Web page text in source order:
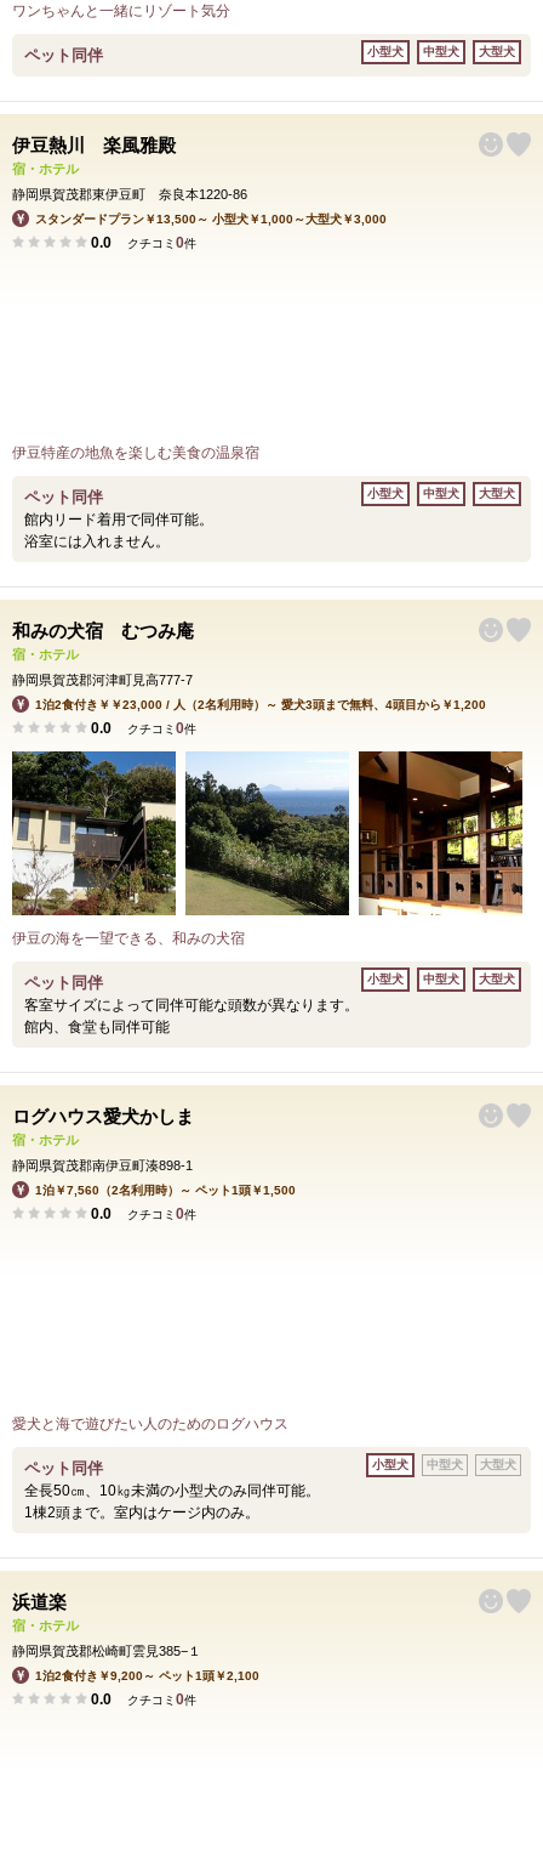
ワンちゃんと一緒にリゾート気分
ペット同伴 小型犬 中型犬 大型犬
伊豆熱川 楽風雅殿
宿・ホテル
静岡県賀茂郡東伊豆町 奈良本1220-86
スタンダードプラン￥13,500～ 小型犬￥1,000～大型犬￥3,000
0.0 クチコミ 0件
伊豆特産の地魚を楽しむ美食の温泉宿
ペット同伴
館内リード着用で同伴可能。
浴室には入れません。
小型犬 中型犬 大型犬
和みの犬宿 むつみ庵
宿・ホテル
静岡県賀茂郡河津町見高777-7
1泊2食付き￥￥23,000 / 人（2名利用時）～ 愛犬3頭まで無料、4頭目から￥1,200
0.0 クチコミ 0件
伊豆の海を一望できる、和みの犬宿
ペット同伴
客室サイズによって同伴可能な頭数が異なります。
館内、食堂も同伴可能
小型犬 中型犬 大型犬
ログハウス愛犬かしま
宿・ホテル
静岡県賀茂郡南伊豆町湊898-1
1泊￥7,560（2名利用時）～ ペット1頭￥1,500
0.0 クチコミ 0件
愛犬と海で遊びたい人のためのログハウス
ペット同伴
全長50㎝、10㎏未満の小型犬のみ同伴可能。
1棟2頭まで。室内はケージ内のみ。
小型犬 中型犬 大型犬
浜道楽
宿・ホテル
静岡県賀茂郡松崎町雲見385−１
1泊2食付き￥9,200～ ペット1頭￥2,100
0.0 クチコミ 0件